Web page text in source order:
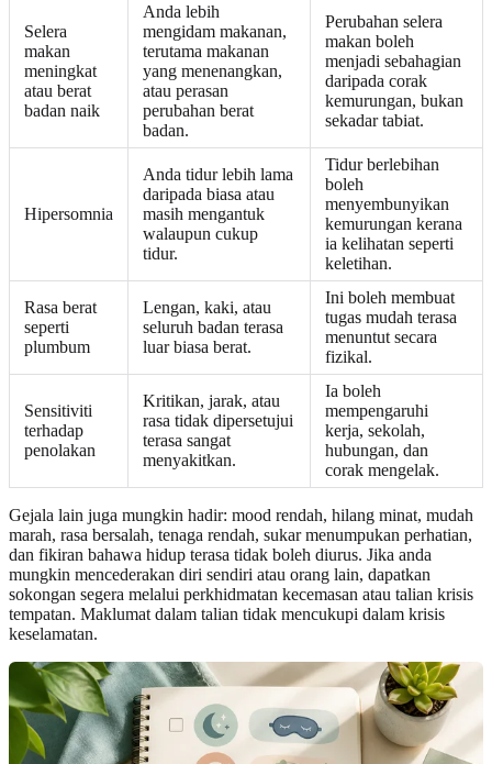
Selera
makan
meningkat
atau berat
badan naik
Anda lebih
mengidam makanan,
terutama makanan
yang menenangkan,
atau perasan
perubahan berat
badan.
Perubahan selera
makan boleh
menjadi sebahagian
daripada corak
kemurungan, bukan
sekadar tabiat.
Hipersomnia
Anda tidur lebih lama
daripada biasa atau
masih mengantuk
walaupun cukup
tidur.
Tidur berlebihan
boleh
menyembunyikan
kemurungan kerana
ia kelihatan seperti
keletihan.
Rasa berat
seperti
plumbum
Lengan, kaki, atau
seluruh badan terasa
luar biasa berat.
Ini boleh membuat
tugas mudah terasa
menuntut secara
fizikal.
Sensitiviti
terhadap
penolakan
Kritikan, jarak, atau
rasa tidak dipersetujui
terasa sangat
menyakitkan.
Ia boleh
mempengaruhi
kerja, sekolah,
hubungan, dan
corak mengelak.
Gejala lain juga mungkin hadir: mood rendah, hilang minat, mudah
marah, rasa bersalah, tenaga rendah, sukar menumpukan perhatian,
dan fikiran bahawa hidup terasa tidak boleh diurus. Jika anda
mungkin mencederakan diri sendiri atau orang lain, dapatkan
sokongan segera melalui perkhidmatan kecemasan atau talian krisis
tempatan. Maklumat dalam talian tidak mencukupi dalam krisis
keselamatan.